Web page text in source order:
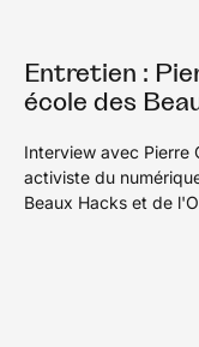
Entretien :
école des
Interview avec Pierre
activiste du
Beaux Hacks et de